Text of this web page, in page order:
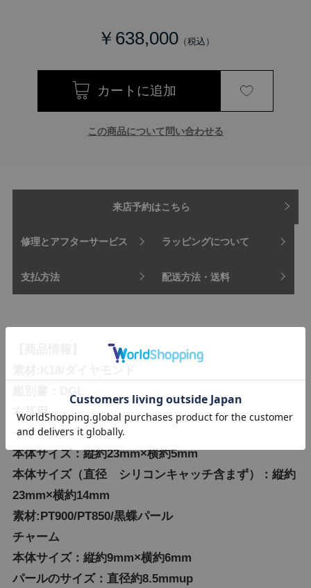
￥638,000
この商品について問い合わせる
来店予約はこちら
修理とアフターサービス ラッピングについて
支払方法 配送方法・送料
右耳用
イヤーカフ
本体サイズ：縦約23mm×横約5mm
本体サイズ（直径 シリコンキャッチ含まず）：縦約
23mm×横約14mm
素材:PT900/PT850/黒蝶パール
チャーム
本体サイズ：縦約9mm×横約6mm
パールのサイズ：直径約8.5mmup